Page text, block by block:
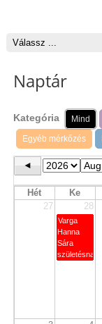
Naptár
Kategória Mind
Egyéb mérkőzés
◄
Hét Ke
27
28
Varga
Hanna
Sára
születésnapja